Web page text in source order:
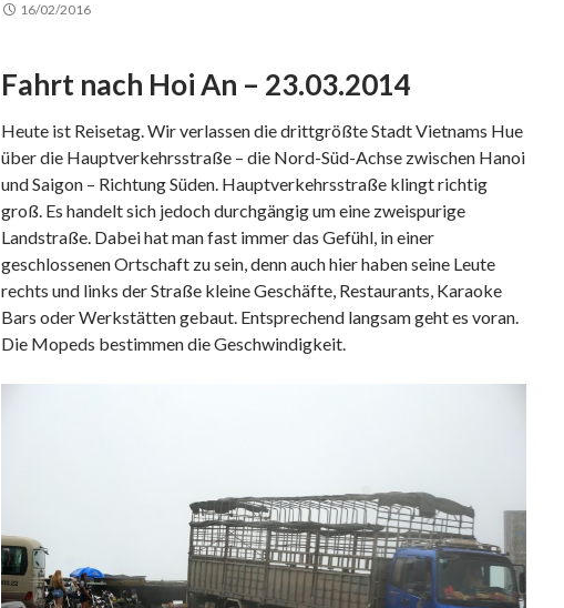
16/02/2016
Fahrt nach Hoi An – 23.03.2014
Heute ist Reisetag. Wir verlassen die drittgrößte Stadt Vietnams Hue
über die Hauptverkehrsstraße – die Nord-Süd-Achse zwischen Hanoi
und Saigon – Richtung Süden. Hauptverkehrsstraße klingt richtig
groß. Es handelt sich jedoch durchgängig um eine zweispurige
Landstraße. Dabei hat man fast immer das Gefühl, in einer
geschlossenen Ortschaft zu sein, denn auch hier haben seine Leute
rechts und links der Straße kleine Geschäfte, Restaurants, Karaoke
Bars oder Werkstätten gebaut. Entsprechend langsam geht es voran.
Die Mopeds bestimmen die Geschwindigkeit.